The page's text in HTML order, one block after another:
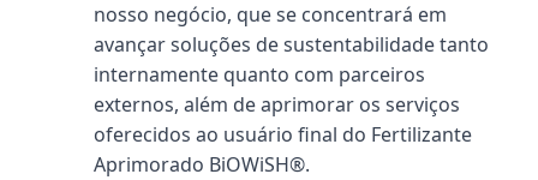
nosso negócio, que se concentrará em
avançar soluções de sustentabilidade tanto
internamente quanto com parceiros
externos, além de aprimorar os serviços
oferecidos ao usuário final do Fertilizante
Aprimorado BiOWiSH®.